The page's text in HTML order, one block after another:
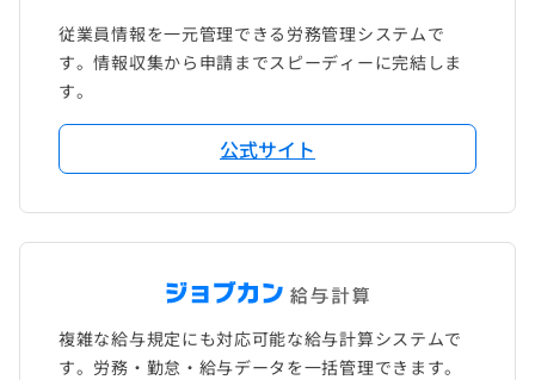
従業員情報を一元管理できる労務管理システムで
す。情報収集から申請までスピーディーに完結しま
す。
公式サイト
複雑な給与規定にも対応可能な給与計算システムで
す。労務・勤怠・給与データを一括管理できます。